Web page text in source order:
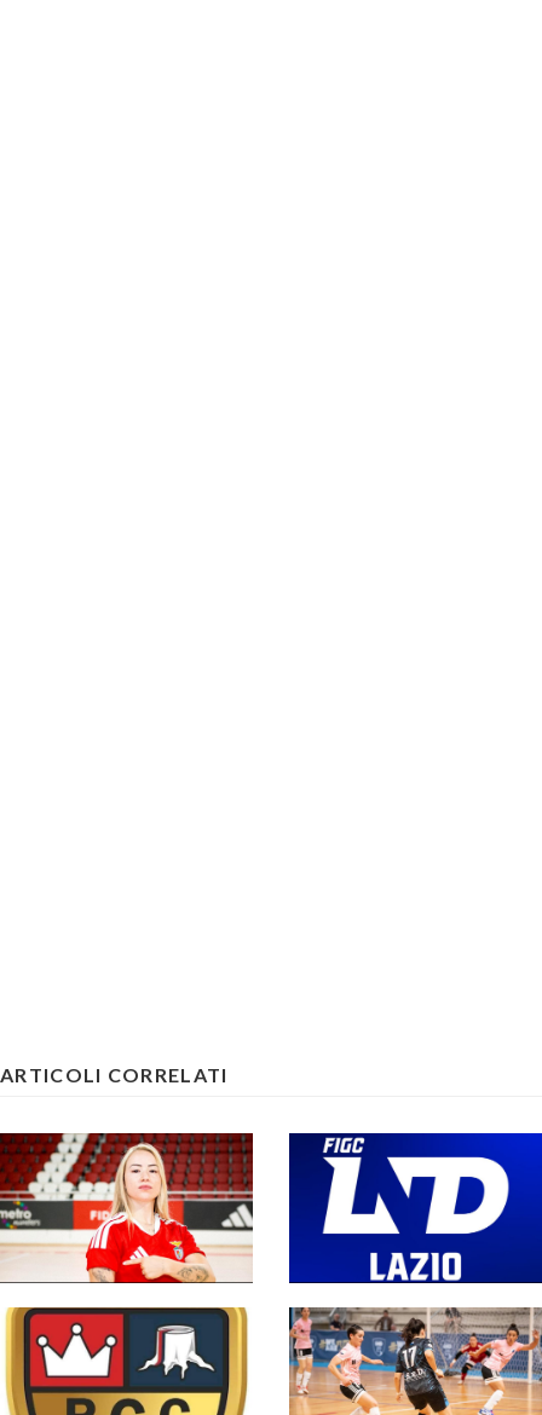
ARTICOLI CORRELATI